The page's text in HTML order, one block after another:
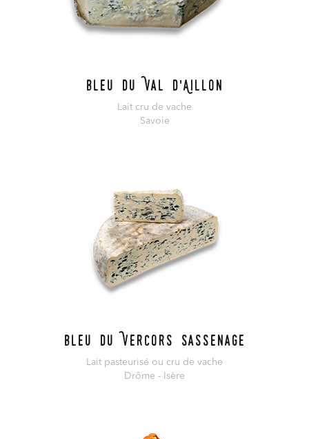
Bleu du Val d'Aillon
Lait cru de vache
Savoie
Bleu du Vercors Sassenage
Lait pasteurisé ou cru de vache
Drôme - Isère